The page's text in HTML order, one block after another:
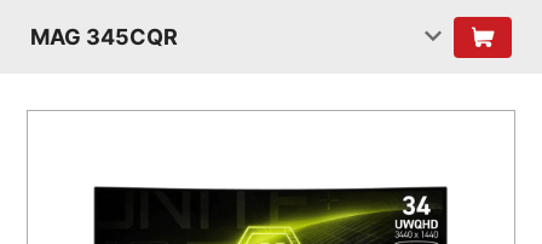
MAG 345CQR